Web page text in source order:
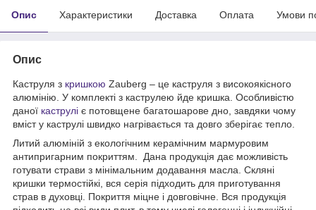
Опис Характеристики Доставка Оплата Умови
Опис
Каструля з кришкою Zauberg – це каструля з високоякісного
алюмінію. У комплекті з каструлею йде кришка. Особливістю
даної каструлі є потовщене багатошарове дно, завдяки чому
вміст у каструлі швидко нагрівається та довго зберігає тепло.
Литий алюміній з екологічним керамічним мармуровим
антипригарним покриттям. Дана продукція дає можливість
готувати страви з мінімальним додавання масла. Скляні
кришки термостійкі, вся серія підходить для приготування
страв в духовці. Покриття міцне і довговічне. Вся продукція